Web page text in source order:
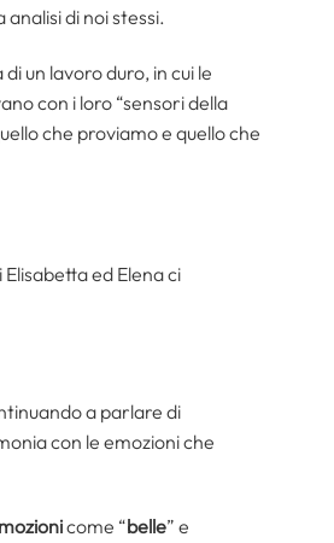
di noi stessi.
di un lavoro duro, in cui le
con i loro “sensori della
che proviamo e quello che
ed Elena ci
a parlare di
con le emozioni che
come “belle” e